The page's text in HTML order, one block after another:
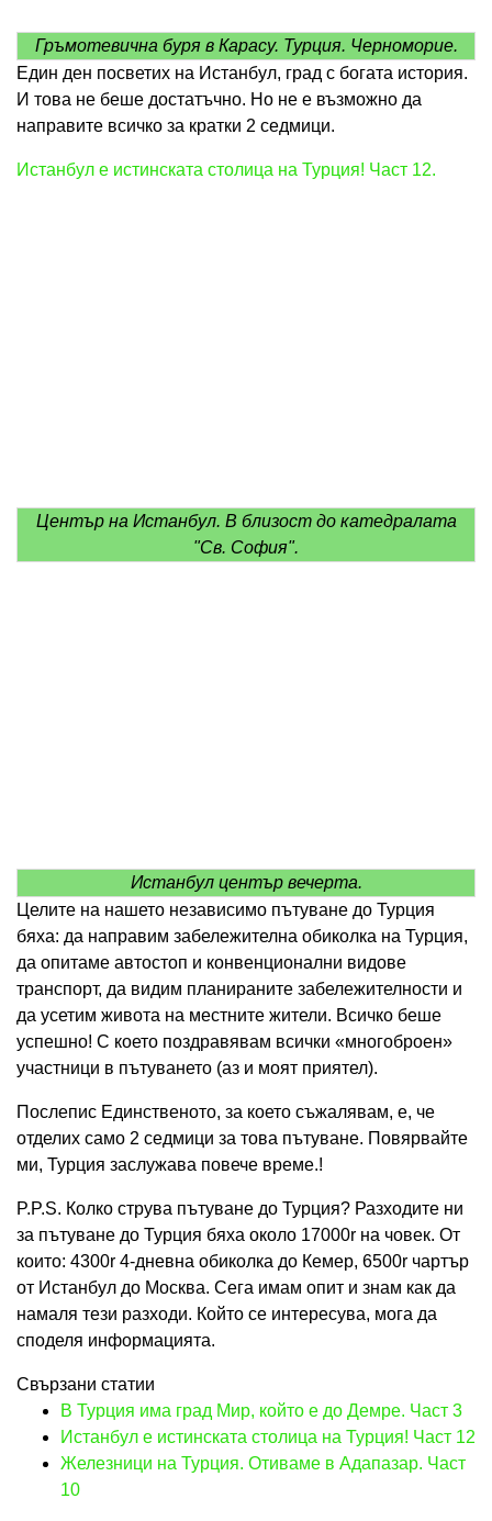
Гръмотевична буря в Карасу. Турция. Черноморие.
Един ден посветих на Истанбул, град с богата история.
И това не беше достатъчно. Но не е възможно да
направите всичко за кратки 2 седмици.
Истанбул е истинската столица на Турция! Част 12.
Център на Истанбул. В близост до катедралата
"Св. София".
Истанбул център вечерта.
Целите на нашето независимо пътуване до Турция
бяха: да направим забележителна обиколка на Турция,
да опитаме автостоп и конвенционални видове
транспорт, да видим планираните забележителности и
да усетим живота на местните жители. Всичко беше
успешно! С което поздравявам всички «многоброен»
участници в пътуването (аз и моят приятел).
Послепис Единственото, за което съжалявам, е, че
отделих само 2 седмици за това пътуване. Повярвайте
ми, Турция заслужава повече време.!
P.P.S. Колко струва пътуване до Турция? Разходите ни
за пътуване до Турция бяха около 17000r на човек. От
които: 4300r 4-дневна обиколка до Кемер, 6500r чартър
от Истанбул до Москва. Сега имам опит и знам как да
намаля тези разходи. Който се интересува, мога да
споделя информацията.
Свързани статии
В Турция има град Мир, който е до Демре. Част 3
Истанбул е истинската столица на Турция! Част 12
Железници на Турция. Отиваме в Адапазар. Част
10